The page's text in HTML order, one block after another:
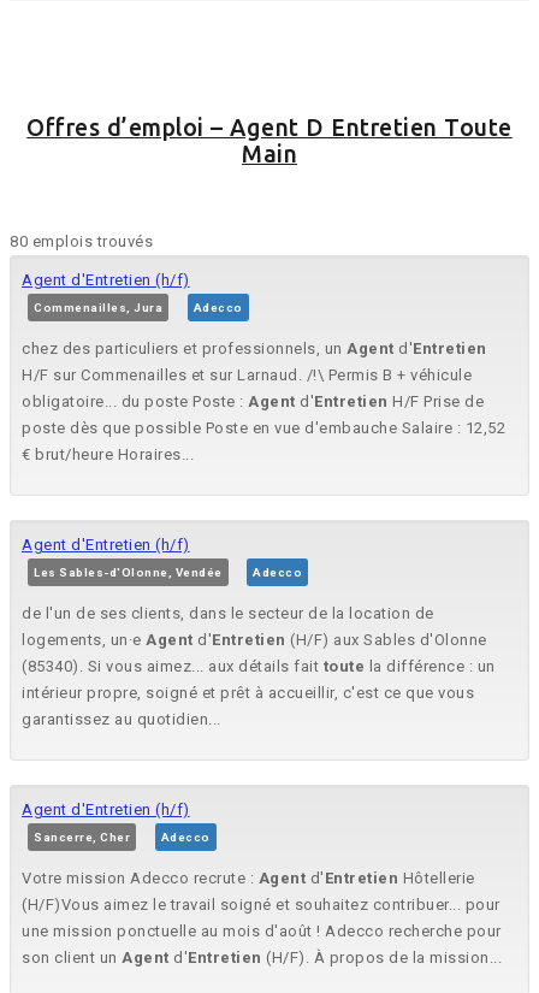
Offres d’emploi – Agent D Entretien Toute
Main
80 emplois trouvés
Agent d'Entretien (h/f)
Commenailles, Jura Adecco
chez des particuliers et professionnels, un Agent d'Entretien
H/F sur Commenailles et sur Larnaud. /!\ Permis B + véhicule
obligatoire... du poste Poste : Agent d'Entretien H/F Prise de
poste dès que possible Poste en vue d'embauche Salaire : 12,52
€ brut/heure Horaires...
Agent d'Entretien (h/f)
Les Sables-d'Olonne, Vendée Adecco
de l'un de ses clients, dans le secteur de la location de
logements, un·e Agent d'Entretien (H/F) aux Sables d'Olonne
(85340). Si vous aimez... aux détails fait toute la différence : un
intérieur propre, soigné et prêt à accueillir, c'est ce que vous
garantissez au quotidien...
Agent d'Entretien (h/f)
Sancerre, Cher Adecco
Votre mission Adecco recrute : Agent d' Entretien Hôtellerie
(H/F)Vous aimez le travail soigné et souhaitez contribuer... pour
une mission ponctuelle au mois d'août ! Adecco recherche pour
son client un Agent d'Entretien (H/F). À propos de la mission...